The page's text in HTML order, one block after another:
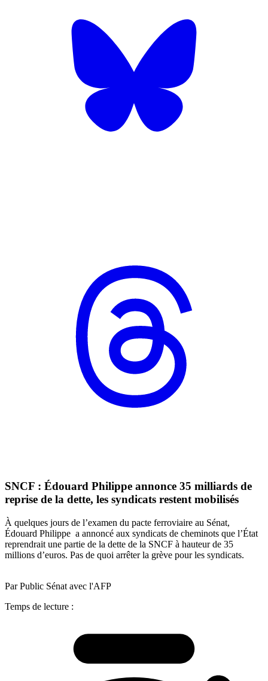
SNCF : Édouard Philippe annonce 35 milliards de
reprise de la dette, les syndicats restent mobilisés
À quelques jours de l’examen du pacte ferroviaire au Sénat,
Édouard Philippe a annoncé aux syndicats de cheminots que l’État
reprendrait une partie de la dette de la SNCF à hauteur de 35
millions d’euros. Pas de quoi arrêter la grève pour les syndicats.
Par Public Sénat avec l'AFP
Temps de lecture :